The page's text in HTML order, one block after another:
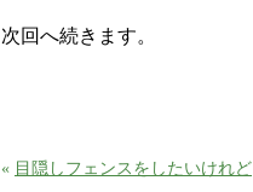
次回へ続きます。
« 目隠しフェンスをしたいけれど